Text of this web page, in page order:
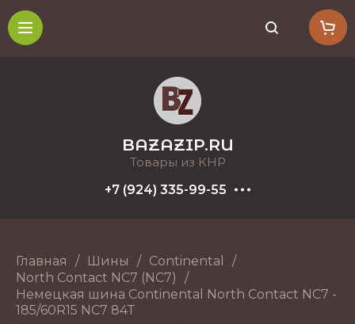
BAZAZIP.RU
Товары из КНР
+7 (924) 335-99-55
Главная / Шины / Continental
/
North Contact NC7 (NC7)
/
Немецкая шина Continental North Contact NC7 -
185/60R15 NC7 84T